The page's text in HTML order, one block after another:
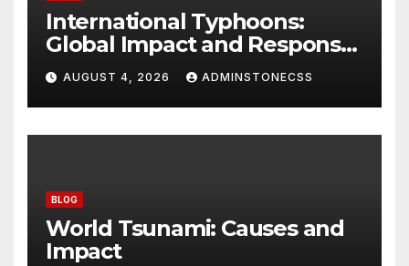
International Typhoons:
Global Impact and Response
to Disasters
AUGUST 4, 2026 ADMINSTONECSS
BLOG
World Tsunami: Causes and
Impact